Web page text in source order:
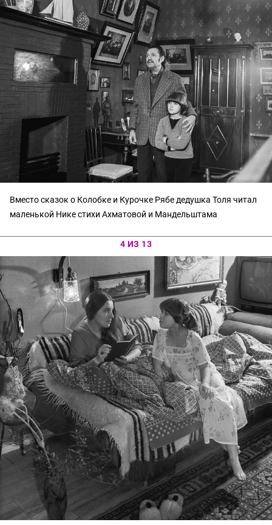
Вместо сказок о Колобке и Курочке Рябе дедушка Толя читал
маленькой Нике стихи Ахматовой и Мандельштама
4 ИЗ 13